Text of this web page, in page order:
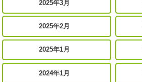
2025年3月
2025年2月
2025年1月
2024年1月